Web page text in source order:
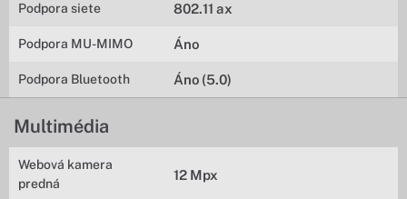
Podpora siete 802.11 ax
Podpora MU-MIMO Áno
Podpora Bluetooth Áno (5.0)
Multimédia
Webová kamera
predná
12 Mpx